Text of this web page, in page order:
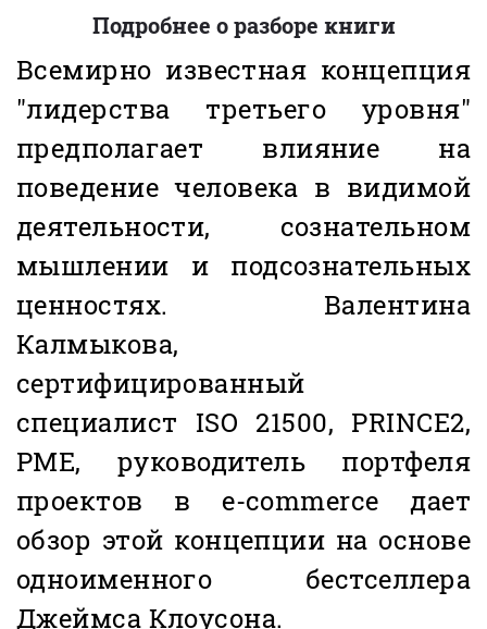
Подробнее о разборе книги
Всемирно известная концепция
"лидерства третьего уровня"
предполагает влияние на
поведение человека в видимой
деятельности, сознательном
мышлении и подсознательных
ценностях. Валентина
Калмыкова,
сертифицированный
специалист ISO 21500, PRINCE2,
PME, руководитель портфеля
проектов в e-commerce дает
обзор этой концепции на основе
одноименного бестселлера
Джеймса Клоусона.